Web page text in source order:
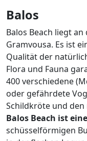
Balos
Balos Beach liegt
Gramvousa. Es ist
Qualität der
Flora und Fauna
400 verschiedene
oder gefährdete
Schildkröte und
Balos Beach ist
schüsselförmigen